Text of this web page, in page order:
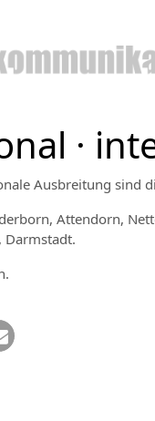
·
Ausbreitung
Attendorn,
Darmstadt.